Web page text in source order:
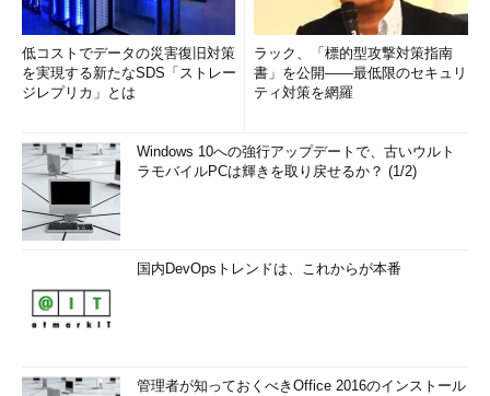
低コストでデータの災害復旧対策
を実現する新たなSDS「ストレー
ジレプリカ」とは
ラック、「標的型攻撃対策指南
書」を公開――最低限のセキュリ
ティ対策を網羅
Windows 10への強行アップデートで、古いウルト
ラモバイルPCは輝きを取り戻せるか？ (1/2)
国内DevOpsトレンドは、これからが本番
管理者が知っておくべきOffice 2016のインストール